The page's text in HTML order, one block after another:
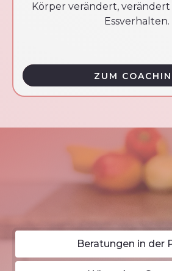
Körper verändert, verändert
Essverhalten.
ZUM
Beratungen in der